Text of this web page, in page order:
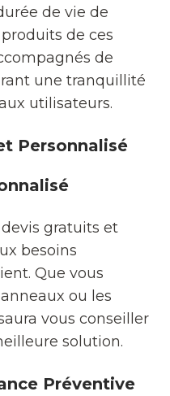
de vie de
produits de ces
de
une tranquillité
utilisateurs.
Personnalisé
devis gratuits et
besoins
Que vous
ou les
vous conseiller
solution.
Préventive